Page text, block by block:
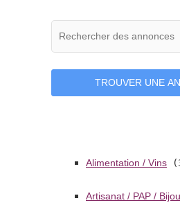
Alimentation / Vins
Artisanat / PAP /